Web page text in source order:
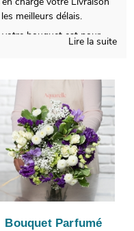
meilleurs délais.
votre bouquet est pour
prise, une fois le
L’objectif est de
de manière à ce que
de fleurs qui sera
celui que vous avez
sa livraison à Le
plus original encore avec
Lire la suite
Bouquet Parfumé